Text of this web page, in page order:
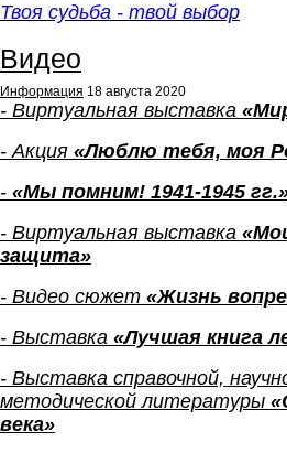
Твоя судьба - твой выбор
Видео
Информация 18 августа 2020
- Виртуальная выставка
- Акция «Люблю тебя, моя
- «Мы помним! 1941-1945
- Виртуальная выставка
защита»
- Видео сюжет «Жизнь
- Выставка «Лучшая книга
- Выставка справочной,
методической литературы
века»